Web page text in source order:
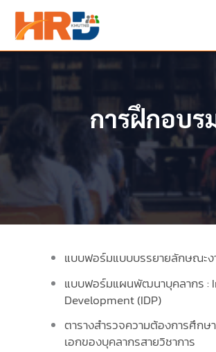
content
การฝึกอบร
แบบฟอร์มแบบบรรยายลักษณะง
แบบฟอร์มแผนพัฒนาบุคลากร :
Development (IDP)
ตารางสำรวจความต้องการศึก
เอกของบุคลากรสายวิชาการ